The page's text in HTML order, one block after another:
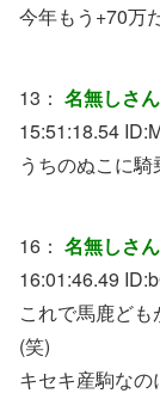
今年もう+70万
13： 名無しさ
15:51:18.54 ID:
うちのぬこに
16： 名無しさ
16:01:46.49 ID:
これで馬鹿ど
(笑)
キセキ産駒なの